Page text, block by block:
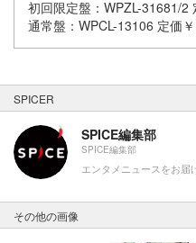
初回限定盤：WPZL-31681/2
通常盤：WPCL-13106 定価
SPICER
SPICE編集部
SPICE編集部
エンタメニュースをお届
その他の画像